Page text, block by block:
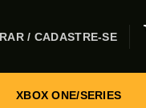
/ CADASTRE-SE
XBOX ONE/SERIES